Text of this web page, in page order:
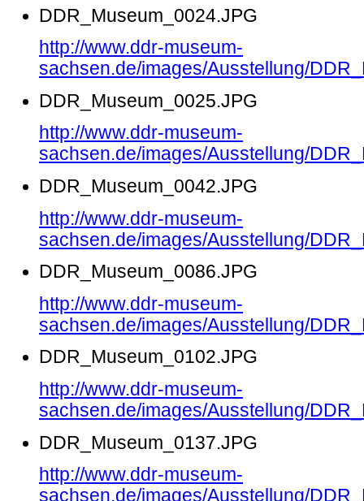
DDR_Museum_0024.JPG
http://www.ddr-museum-
sachsen.de/images/Ausstellung/
DDR_Museum_0025.JPG
http://www.ddr-museum-
sachsen.de/images/Ausstellung/
DDR_Museum_0042.JPG
http://www.ddr-museum-
sachsen.de/images/Ausstellung/
DDR_Museum_0086.JPG
http://www.ddr-museum-
sachsen.de/images/Ausstellung/
DDR_Museum_0102.JPG
http://www.ddr-museum-
sachsen.de/images/Ausstellung/
DDR_Museum_0137.JPG
http://www.ddr-museum-
sachsen.de/images/Ausstellung/